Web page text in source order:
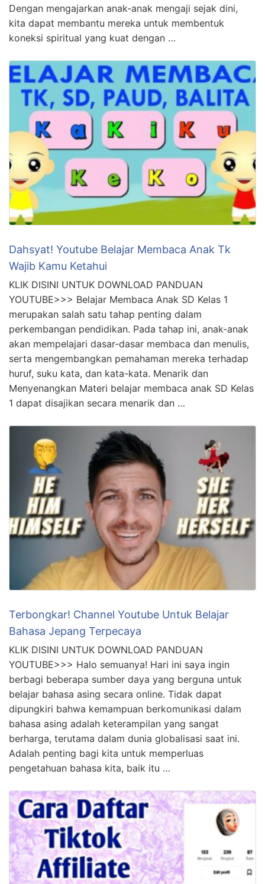
Dengan mengajarkan anak-anak mengaji sejak dini,
kita dapat membantu mereka untuk membentuk
koneksi spiritual yang kuat dengan …
Dahsyat! Youtube Belajar Membaca Anak Tk
Wajib Kamu Ketahui
KLIK DISINI UNTUK DOWNLOAD PANDUAN
YOUTUBE>>> Belajar Membaca Anak SD Kelas 1
merupakan salah satu tahap penting dalam
perkembangan pendidikan. Pada tahap ini, anak-anak
akan mempelajari dasar-dasar membaca dan menulis,
serta mengembangkan pemahaman mereka terhadap
huruf, suku kata, dan kata-kata. Menarik dan
Menyenangkan Materi belajar membaca anak SD Kelas
1 dapat disajikan secara menarik dan …
Terbongkar! Channel Youtube Untuk Belajar
Bahasa Jepang Terpecaya
KLIK DISINI UNTUK DOWNLOAD PANDUAN
YOUTUBE>>> Halo semuanya! Hari ini saya ingin
berbagi beberapa sumber daya yang berguna untuk
belajar bahasa asing secara online. Tidak dapat
dipungkiri bahwa kemampuan berkomunikasi dalam
bahasa asing adalah keterampilan yang sangat
berharga, terutama dalam dunia globalisasi saat ini.
Adalah penting bagi kita untuk memperluas
pengetahuan bahasa kita, baik itu …